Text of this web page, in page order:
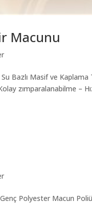
Macunu
Bazlı Masif ve
zımparalanabilme –
Polyester Macun